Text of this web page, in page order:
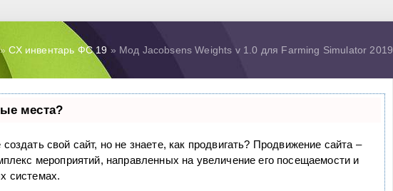
СХ инвентарь ФС 19 » Мод Jacobsens Weights v 1.0 для Farming Simulator 2019
места?
свой сайт, но не знаете, как продвигать? Продвижение сайта –
мероприятий, направленных на увеличение его посещаемости и
системах.